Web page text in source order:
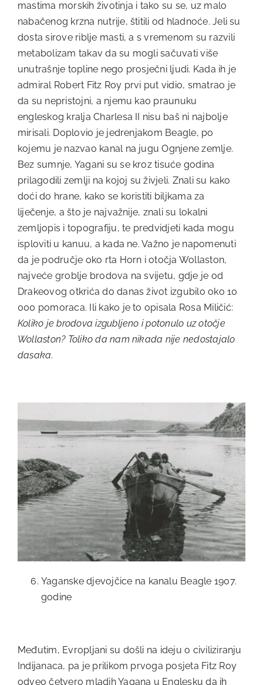
mastima morskih životinja i tako su se, uz malo
nabačenog krzna nutrije, štitili od hladnoće. Jeli su
dosta sirove riblje masti, a s vremenom su razvili
metabolizam takav da su mogli sačuvati više
unutrašnje topline nego prosječni ljudi. Kada ih je
admiral Robert Fitz Roy prvi put vidio, smatrao je
da su nepristojni, a njemu kao praunuku
engleskog kralja Charlesa II nisu baš ni najbolje
mirisali. Doplovio je jedrenjakom Beagle, po
kojemu je nazvao kanal na jugu Ognjene zemlje.
Bez sumnje, Yagani su se kroz tisuće godina
prilagodili zemlji na kojoj su živjeli. Znali su kako
doći do hrane, kako se koristiti biljkama za
liječenje, a što je najvažnije, znali su lokalni
zemljopis i topografiju, te predvidjeti kada mogu
isploviti u kanuu, a kada ne. Važno je napomenuti
da je područje oko rta Horn i otočja Wollaston,
najveće groblje brodova na svijetu, gdje je od
Drakeovog otkrića do danas život izgubilo oko 10
000 pomoraca. Ili kako je to opisala Rosa Miličić:
Koliko je brodova izgubljeno i potonulo uz otočje
Wollaston? Toliko da nam nikada nije nedostajalo
dasaka.
Yaganske djevojčice na kanalu Beagle 1907.
godine
Međutim, Evropljani su došli na ideju o civiliziranju
Indijanaca, pa je prilikom prvoga posjeta Fitz Roy
odveo četvero mladih Yagana u Englesku da ih